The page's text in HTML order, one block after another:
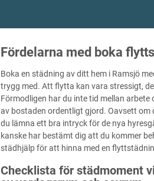
Fördelarna med boka
Boka en städning av ditt hem i Ramsjö
trygg med. Att flytta kan vara stressigt,
Förmodligen har du inte tid mellan
av bostaden ordentligt gjord. Oavsett om
du lämna ett bra intryck för de nya
kanske har bestämt dig att du kommer
städhjälp för att hinna med en
Checklista för städmoment